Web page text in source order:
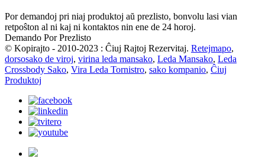
Por demandoj pri niaj produktoj aŭ prezlisto, bonvolu lasi vian
retpoŝton al ni kaj ni kontaktos nin ene de 24 horoj.
Demando Por Prezlisto
© Kopirajto - 2010-2023 : Ĉiuj Rajtoj Rezervitaj. Retejmapo,
dorsosako de viroj, virina leda mansako, Leda Mansako, Leda
Crossbody Sako, Vira Leda Tornistro, sako kompanio, Ĉiuj
Produktoj